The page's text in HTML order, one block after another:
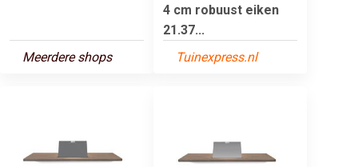
Meerdere shops
4 cm robuust eiken
21.37...
Tuinexpress.nl